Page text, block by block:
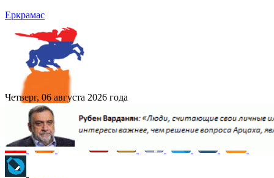
Еркрамас
Четверг, 06 августа 2026 года